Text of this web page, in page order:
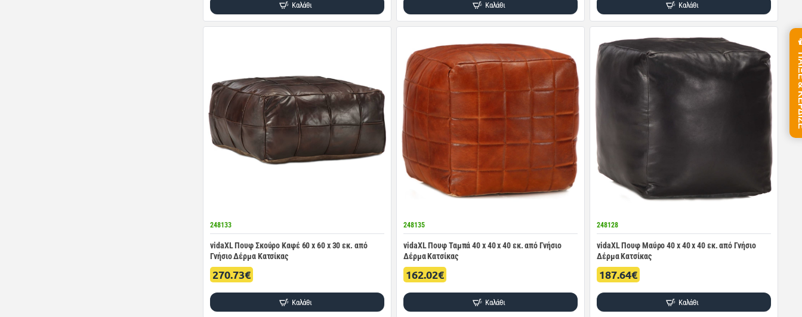
Καλάθι Καλάθι Καλάθι
248133
vidaXL Πουφ Σκούρο Καφέ 60 x 60 x 30 εκ. από
Γνήσιο Δέρμα Κατσίκας
270.73€
Καλάθι
248135
vidaXL Πουφ Ταμπά 40 x 40 x 40 εκ. από Γνήσιο
Δέρμα Κατσίκας
162.02€
Καλάθι
248128
vidaXL Πουφ Μαύρο 40 x 40 x 40 εκ. από Γνήσιο
Δέρμα Κατσίκας
187.64€
Καλάθι